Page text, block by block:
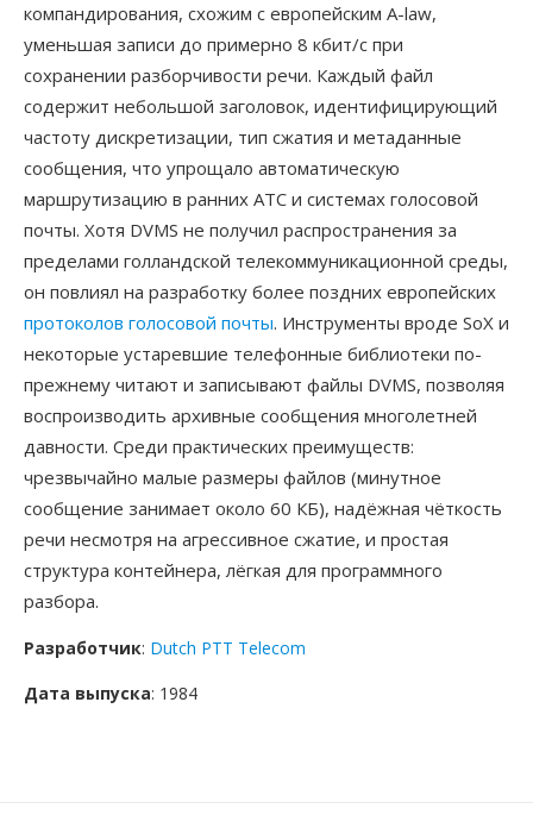
компандирования, схожим с европейским A-law,
уменьшая записи до примерно 8 кбит/с при
сохранении разборчивости речи. Каждый файл
содержит небольшой заголовок, идентифицирующий
частоту дискретизации, тип сжатия и метаданные
сообщения, что упрощало автоматическую
маршрутизацию в ранних АТС и системах голосовой
почты. Хотя DVMS не получил распространения за
пределами голландской телекоммуникационной среды,
он повлиял на разработку более поздних европейских
протоколов голосовой почты. Инструменты вроде SoX и
некоторые устаревшие телефонные библиотеки по-
прежнему читают и записывают файлы DVMS, позволяя
воспроизводить архивные сообщения многолетней
давности. Среди практических преимуществ:
чрезвычайно малые размеры файлов (минутное
сообщение занимает около 60 КБ), надёжная чёткость
речи несмотря на агрессивное сжатие, и простая
структура контейнера, лёгкая для программного
разбора.
Разработчик: Dutch PTT Telecom
Дата выпуска: 1984